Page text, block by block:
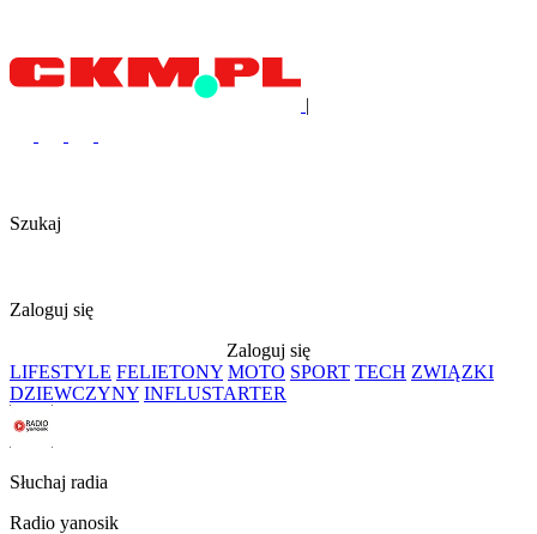
|
Szukaj
Zaloguj się
Zaloguj się
LIFESTYLE FELIETONY MOTO SPORT TECH ZWIĄZKI
DZIEWCZYNY INFLUSTARTER
Słuchaj radia
Radio yanosik